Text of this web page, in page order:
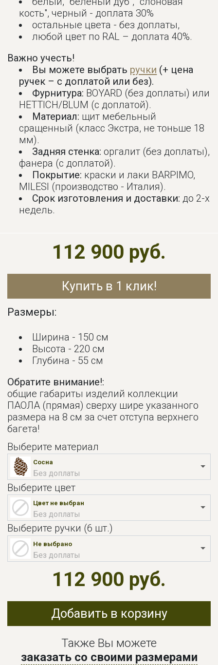
кость", черный - доплата 30%
остальные цвета - без доплаты,
любой цвет по RAL – доплата 40%.
Важно учесть!
Вы можете выбрать ручки (+ цена
ручек – с доплатой или без).
Фурнитура: BOYARD (без доплаты) или
HETTICH/BLUM (с доплатой).
Материал: щит мебельный
сращенный (класс Экстра, не тоньше 18
мм).
Задняя стенка: оргалит (без доплаты),
фанера (с доплатой).
Покрытие: краски и лаки BARPIMO,
MILESI (производство - Италия).
Срок изготовления и доставки: до 2-х
недель.
Купить в 1 клик!
112 900 руб.
Размеры:
Ширина - 150 см
Высота - 220 см
Глубина - 55 см
Обратите внимание!:
общие габариты изделий коллекции
ПАОЛА (прямая) сверху шире указанного
размера на 8 см за счет отступа верхнего
багета!
Выберите материал
Сосна
Без доплаты
Выберите цвет
Цвет не выбран
Без доплаты
Выберите ручки (6 шт.)
Не выбрано
Без доплаты
112 900 руб.
Добавить в корзину
Также Вы можете
заказать со своими размерами